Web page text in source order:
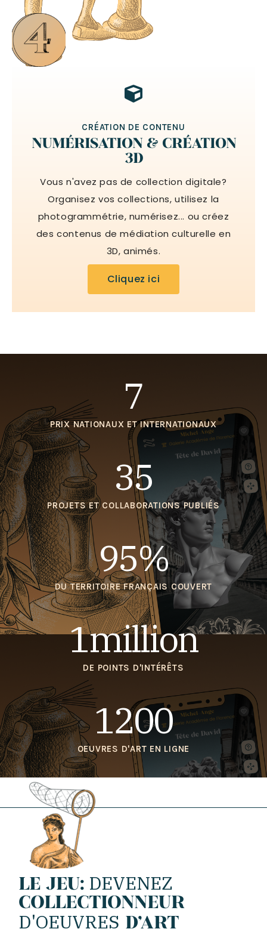
CRÉATION DE CONTENU
NUMÉRISATION & CRÉATION
3D
Vous n'avez pas de collection digitale?
Organisez vos collections, utilisez la
photogrammétrie, numérisez... ou créez
des contenus de médiation culturelle en
3D, animés.
Cliquez ici
7
PRIX NATIONAUX ET INTERNATIONAUX
35
PROJETS ET COLLABORATIONS PUBLIÉS
95%
DU TERRITOIRE FRANÇAIS COUVERT
1million
DE POINTS D'INTÉRÊTS
1200
OEUVRES D'ART EN LIGNE
LE JEU: DEVENEZ
COLLECTIONNEUR
D'OEUVRES D'ART